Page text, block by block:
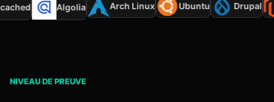
Algolia Arch Linux Ubuntu Drupal
NIVEAU DE PREUVE